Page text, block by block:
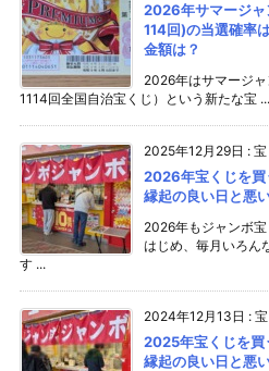
2026年サマージャ
114回)の当選確率
金額は？
2026年はサマージ
1114回全国自治宝くじ）という新たな宝 ...
2025年12月29日 : 宝
2026年宝くじを買
縁起の良い日と悪
2026年もジャンボ
はじめ、毎月いろん
す ...
2024年12月13日 :
2025年宝くじを買
縁起の良い日と悪